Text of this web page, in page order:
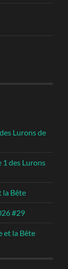
Lurons de
1 des Lurons
la Bête
#29
et la Bête